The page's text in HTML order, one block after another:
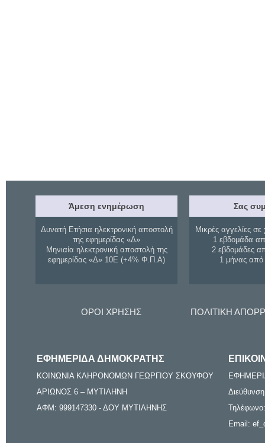
Άμεση ενημέρωση
Δυνατή Ετήσια ηλεκτρονική αποστολή
της εφημερίδας «Δ»
Μηνιαία ηλεκτρονική αποστολή της
εφημερίδας «Δ» 10Ε (+4% Φ.Π.Α)
Σας
Μικρές αγγελίες σε
1 εβδομάδα
2 εβδομάδες
1 μήνας
ΟΡΟΙ ΧΡΗΣΗΣ ΠΟΛΙΤΙΚΗ
ΕΦΗΜΕΡΙΔΑ ΔΗΜΟΚΡΑΤΗΣ
ΚΟΙΝΩΝΙΑ ΚΛΗΡΟΝΟΜΩΝ ΓΕΩΡΓΙΟΥ ΣΚΟΥΦΟΥ
ΑΡΙΩΝΟΣ 6 – ΜΥΤΙΛΗΝΗ
ΑΦΜ: 999147330 - ΔΟΥ ΜΥΤΙΛΗΝΗΣ
Email: